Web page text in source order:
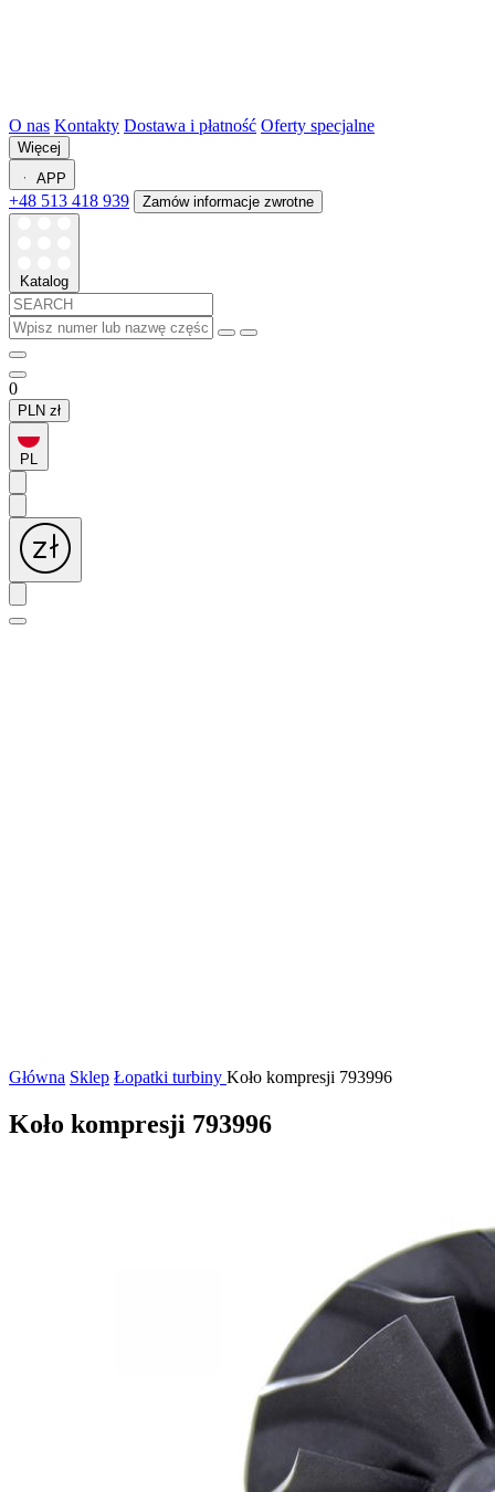
O nas Kontakty Dostawa i płatność Oferty specjalne
Więcej
APP
+48 513 418 939 Zamów informacje zwrotne
Katalog
0
PLN zł
PL
Główna Sklep Łopatki turbiny Koło kompresji 793996
Koło kompresji 793996